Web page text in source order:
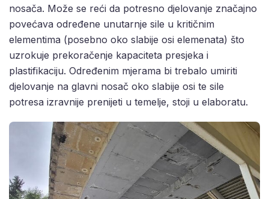
nosača. Može se reći da potresno djelovanje značajno
povećava određene unutarnje sile u kritičnim
elementima (posebno oko slabije osi elemenata) što
uzrokuje prekoračenje kapaciteta presjeka i
plastifikaciju. Određenim mjerama bi trebalo umiriti
djelovanje na glavni nosač oko slabije osi te sile
potresa izravnije prenijeti u temelje, stoji u elaboratu.